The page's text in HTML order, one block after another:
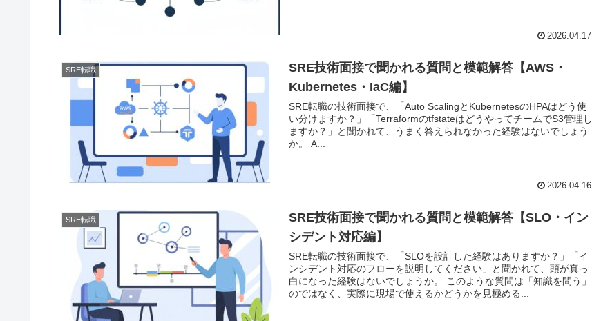
2026.04.17
SRE転職
SRE技術面接で聞かれる質問と模範解答【AWS・
Kubernetes・IaC編】
SRE転職の技術面接で、「Auto ScalingとKubernetesのHPAはどう使
い分けますか？」「TerraformのtfstateはどうやってチームでS3管理し
ますか？」と聞かれて、うまく答えられなかった経験はないでしょう
か。 A...
2026.04.16
SRE転職
SRE技術面接で聞かれる質問と模範解答【SLO・イン
シデント対応編】
SRE転職の技術面接で、「SLOを設計した経験はありますか？」「イ
ンシデント対応のフローを説明してください」と聞かれて、頭が真っ
白になった経験はないでしょうか。 このような質問は「知識を問う」
のではなく、実際に現場で使えるかどうかを見極める...